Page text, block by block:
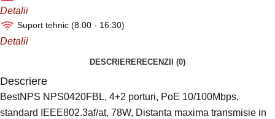
Detalii
Suport tehnic (8:00 - 16:30)
Detalii
DESCRIERERECENZII (0)
Descriere
BestNPS NPS0420FBL, 4+2 porturi, PoE 10/100Mbps,
standard IEEE802.3af/at, 78W, Distanta maxima transmisie in